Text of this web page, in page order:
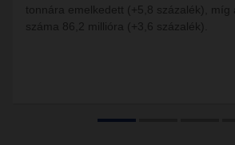
tonnára emelkedett (+5,8 százalék), míg
száma 86,2 millióra (+3,6 százalék).